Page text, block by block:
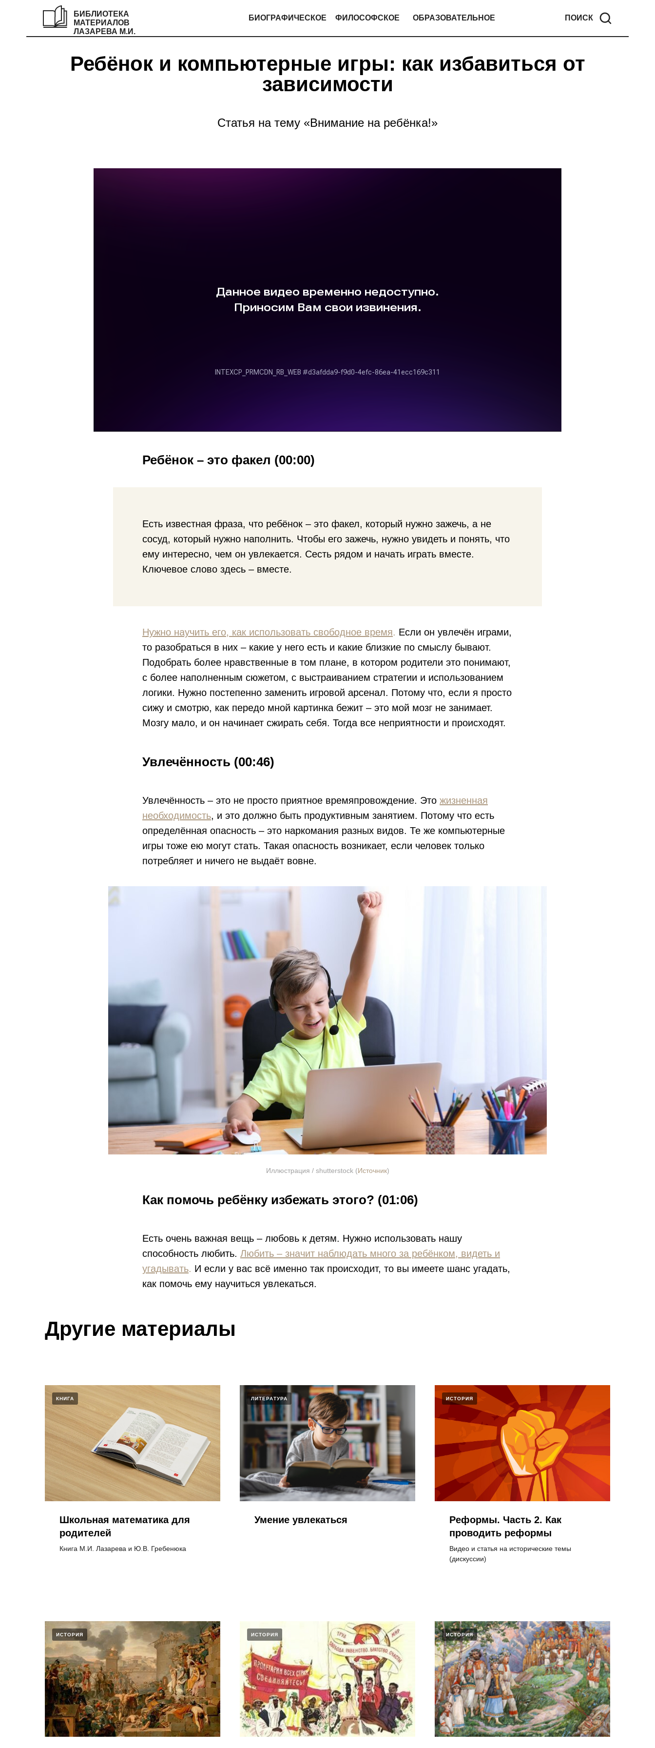
БИБЛИОТЕКА
МАТЕРИАЛОВ
ЛАЗАРЕВА М.И.
БИОГРАФИЧЕСКОЕ ФИЛОСОФСКОЕ ОБРАЗОВАТЕЛЬНОЕ ПОИСК
Ребёнок и компьютерные игры: как избавиться от
зависимости
Статья на тему «Внимание на ребёнка!»
Ребёнок – это факел (00:00)
Есть известная фраза, что ребёнок – это факел, который нужно зажечь, а не
сосуд, который нужно наполнить. Чтобы его зажечь, нужно увидеть и понять, что
ему интересно, чем он увлекается. Сесть рядом и начать играть вместе.
Ключевое слово здесь – вместе.
Нужно научить его, как использовать свободное время. Если он увлечён играми,
то разобраться в них – какие у него есть и какие близкие по смыслу бывают.
Подобрать более нравственные в том плане, в котором родители это понимают,
с более наполненным сюжетом, с выстраиванием стратегии и использованием
логики. Нужно постепенно заменить игровой арсенал. Потому что, если я просто
сижу и смотрю, как передо мной картинка бежит – это мой мозг не занимает.
Мозгу мало, и он начинает сжирать себя. Тогда все неприятности и происходят.
Увлечённость (00:46)
Увлечённость – это не просто приятное времяпровождение. Это жизненная
необходимость, и это должно быть продуктивным занятием. Потому что есть
определённая опасность – это наркомания разных видов. Те же компьютерные
игры тоже ею могут стать. Такая опасность возникает, если человек только
потребляет и ничего не выдаёт вовне.
Иллюстрация / shutterstock (Источник)
Как помочь ребёнку избежать этого? (01:06)
Есть очень важная вещь – любовь к детям. Нужно использовать нашу
способность любить. Любить – значит наблюдать много за ребёнком, видеть и
угадывать. И если у вас всё именно так происходит, то вы имеете шанс угадать,
как помочь ему научиться увлекаться.
Другие материалы
КНИГА
Школьная математика для
родителей
Книга М.И. Лазарева и Ю.В. Гребенюка
ЛИТЕРАТУРА
Умение увлекаться​
ИСТОРИЯ
Реформы. Часть 2. Как
проводить реформы
Видео и статья на исторические темы
(дискуссии)
ИСТОРИЯ ИСТОРИЯ ИСТОРИЯ